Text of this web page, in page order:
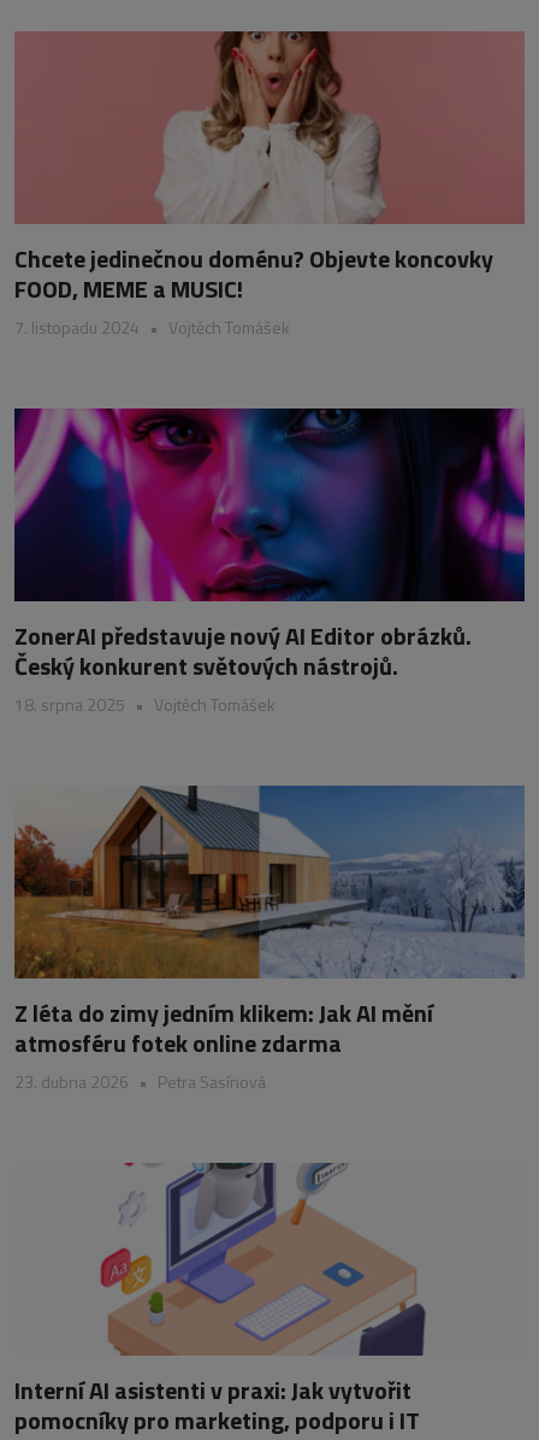
Chcete jedinečnou doménu? Objevte koncovky
FOOD, MEME a MUSIC!
7. listopadu 2024 • Vojtěch Tomášek
ZonerAI představuje nový AI Editor obrázků.
Český konkurent světových nástrojů.
18. srpna 2025 • Vojtěch Tomášek
Z léta do zimy jedním klikem: Jak AI mění
atmosféru fotek online zdarma
23. dubna 2026 • Petra Sasínová
Interní AI asistenti v praxi: Jak vytvořit
pomocníky pro marketing, podporu i IT